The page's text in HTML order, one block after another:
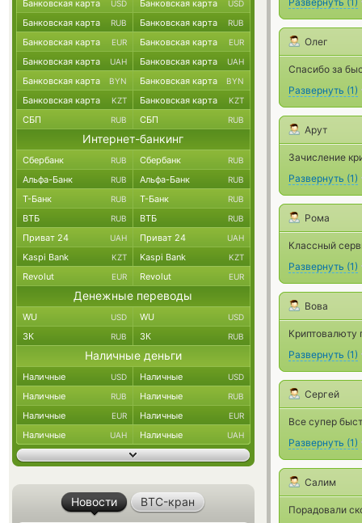
Олег
Спасибо за
Развернуть (1)
Арут
Зачисление
Развернуть (1)
Рома
Классный
Развернуть (1)
Вова
Криптовалюту
Развернуть (1)
Сергей
Все супер
Развернуть (1)
Салим
Порадовали
Банковская карта USD Банковская карта USD
Банковская карта RUB Банковская карта RUB
Банковская карта EUR Банковская карта EUR
Банковская карта UAH Банковская карта UAH
Банковская карта BYN Банковская карта BYN
Банковская карта KZT Банковская карта KZT
СБП RUB СБП RUB
Интернет-банкинг
Сбербанк RUB Сбербанк RUB
Альфа-Банк RUB Альфа-Банк RUB
Т-Банк RUB Т-Банк RUB
ВТБ RUB ВТБ RUB
Приват 24 UAH Приват 24 UAH
Kaspi Bank KZT Kaspi Bank KZT
Revolut EUR Revolut EUR
Денежные переводы
WU USD WU USD
ЗК RUB ЗК RUB
Наличные деньги
Наличные USD Наличные USD
Наличные RUB Наличные RUB
Наличные EUR Наличные EUR
Наличные UAH Наличные UAH
Новости BTC-кран